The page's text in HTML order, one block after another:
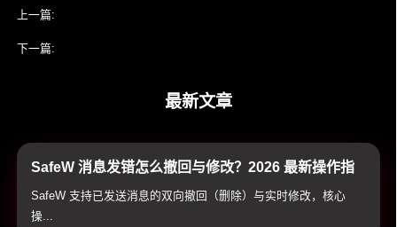
上一篇:
下一篇:
最新文章
SafeW 消息发错怎么撤回与修改？2026 最新操作指
南与双向销毁避坑技巧
SafeW 支持已发送消息的双向撤回（删除）与实时修改，核心
操...